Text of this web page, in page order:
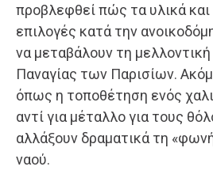
προβλεφθεί πώς τα υλικά και
επιλογές κατά την
να μεταβάλουν τη
Παναγίας των Παρισίων.
όπως η τοποθέτηση ενός
αντί για μέταλλο για τους
αλλάξουν δραματικά τη
ναού.